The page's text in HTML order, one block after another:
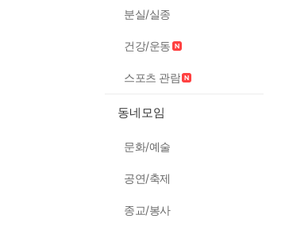
분실/실종
건강/운동
스포츠 관람
동네모임
문화/예술
공연/축제
종교/봉사